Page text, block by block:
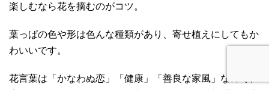
楽しむなら花を摘むのがコツ。
葉っぱの色や形は色んな種類があり、寄せ植えにしてもか
わいいです。
花言葉は「かなわぬ恋」「健康」「善良な家風」なので、